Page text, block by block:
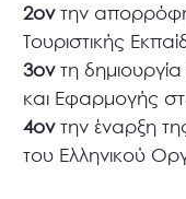
2οντην
Τουριστικής
3οντη δημιουργία
και Εφαρμογής
4οντην έναρξη
του Ελληνικού